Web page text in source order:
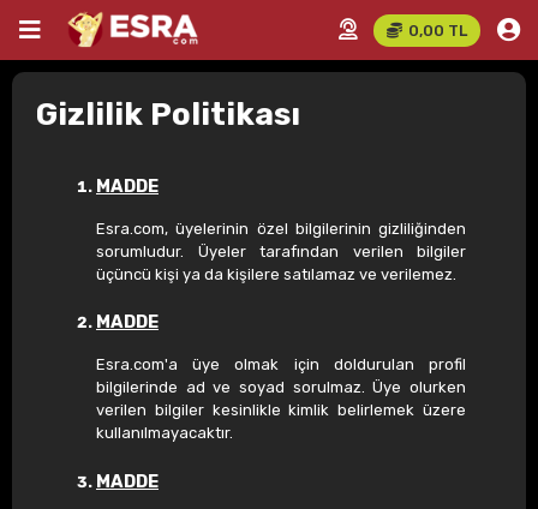
0,00 TL
Gizlilik Politikası
MADDE
Esra.com, üyelerinin özel bilgilerinin gizliliğinden
sorumludur. Üyeler tarafından verilen bilgiler
üçüncü kişi ya da kişilere satılamaz ve verilemez.
MADDE
Esra.com'a üye olmak için doldurulan profil
bilgilerinde ad ve soyad sorulmaz. Üye olurken
verilen bilgiler kesinlikle kimlik belirlemek üzere
kullanılmayacaktır.
MADDE